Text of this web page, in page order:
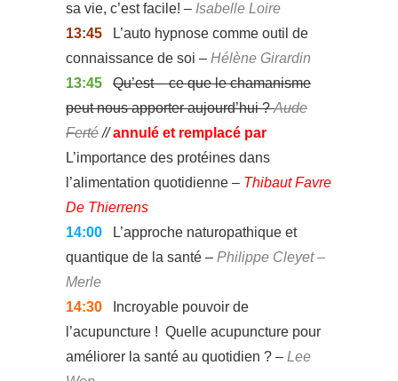
sa vie, c’est facile! – Isabelle Loire
13:45
L’auto hypnose comme outil de
connaissance de soi – Hélène Girardin
13:45
Qu’est – ce que le chamanisme
peut nous apporter aujourd’hui ?Aude
Ferté //annulé et remplacé par
L’importance des protéines dans
l’alimentation quotidienne – Thibaut Favre
De Thierrens
14:00
L’approche naturopathique et
quantique de la santé – Philippe Cleyet –
Merle
14:30
Incroyable pouvoir de
l’acupuncture ! Quelle acupuncture pour
améliorer la santé au quotidien ? – Lee